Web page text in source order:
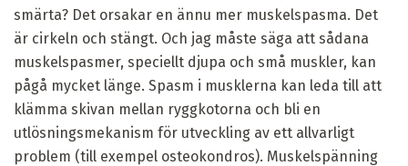
smärta? Det orsakar en ännu mer muskelspasma. Det
är cirkeln och stängt. Och jag måste säga att sådana
muskelspasmer, speciellt djupa och små muskler, kan
pågå mycket länge. Spasm i musklerna kan leda till att
klämma skivan mellan ryggkotorna och bli en
utlösningsmekanism för utveckling av ett allvarligt
problem (till exempel osteokondros). Muskelspänning